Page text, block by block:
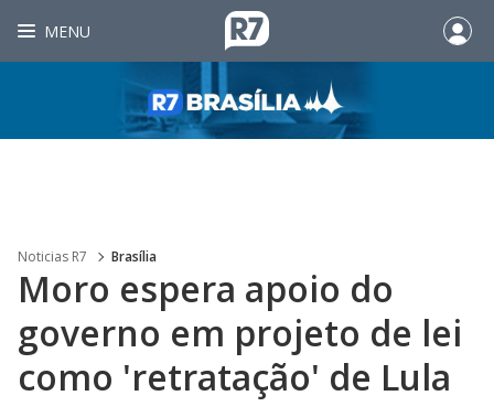
MENU
Noticias R7 Brasília
Moro espera apoio do
governo em projeto de lei
como 'retratação' de Lula